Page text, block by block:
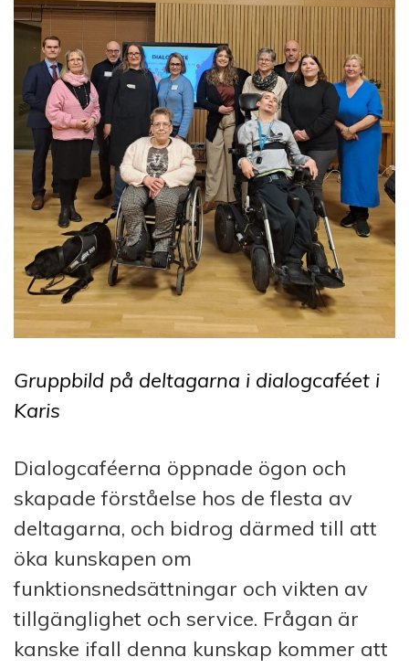
Gruppbild på deltagarna i dialogcaféet i
Karis
Dialogcaféerna öppnade ögon och
skapade förståelse hos de flesta av
deltagarna, och bidrog därmed till att
öka kunskapen om
funktionsnedsättningar och vikten av
tillgänglighet och service. Frågan är
kanske ifall denna kunskap kommer att